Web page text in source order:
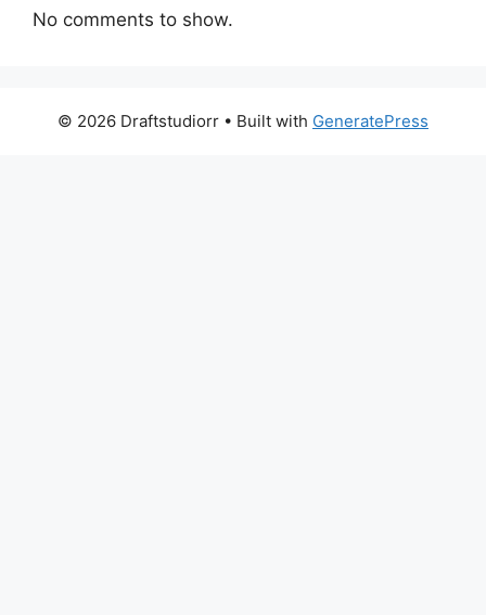
No comments to show.
© 2026 Draftstudiorr • Built with GeneratePress